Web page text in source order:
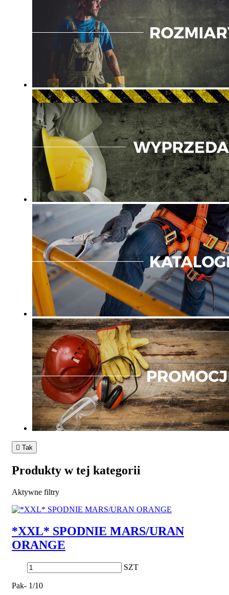
 Tak
Produkty w tej kategorii
Aktywne filtry
*XXL* SPODNIE MARS/URAN
ORANGE
SZT
Pak- 1/10